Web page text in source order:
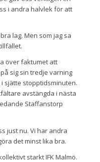
i andra halvlek för att
lag. Men som jag sa
över faktumet att
sig sin tredje varning
sjätte stopptidsminuten.
avstängda i nästa
Staffanstorp
just nu. Vi har andra
det minst lika bra.
starkt IFK Malmö.